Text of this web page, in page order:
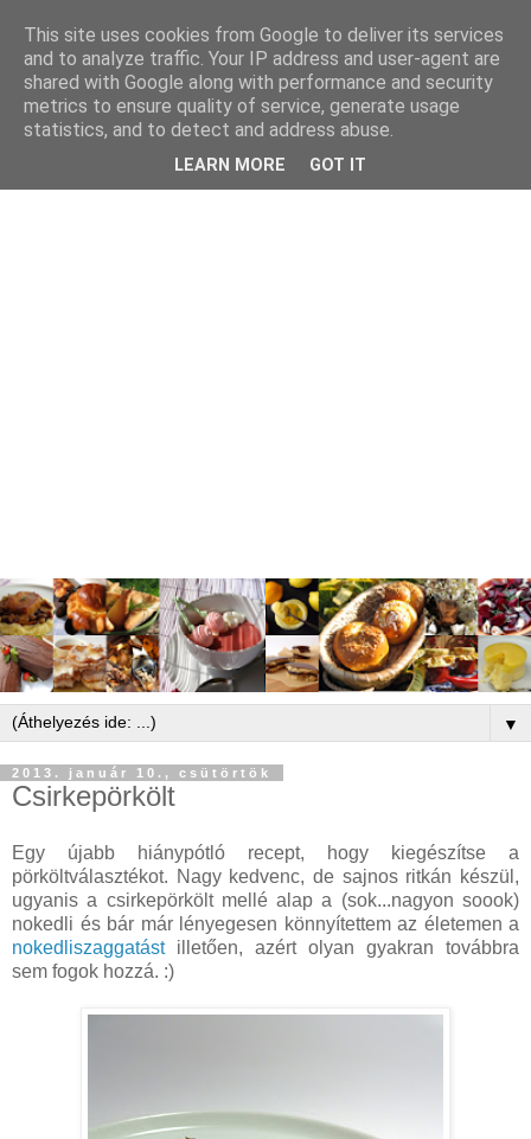
▼
2013. január 10., csütörtök
Csirkepörkölt
Egy újabb hiánypótló recept, hogy kiegészítse a
pörköltválasztékot. Nagy kedvenc, de sajnos ritkán készül,
ugyanis a csirkepörkölt mellé alap a (sok...nagyon soook)
nokedli és bár már lényegesen könnyítettem az életemen a
nokedliszaggatástilletően, azért olyan gyakran továbbra
sem fogok hozzá. :)
This site uses cookies from Google to deliver its services
and to analyze traffic. Your IP address and user-agent are
shared with Google along with performance and security
metrics to ensure quality of service, generate usage
statistics, and to detect and address abuse.
LEARN MORE GOT IT